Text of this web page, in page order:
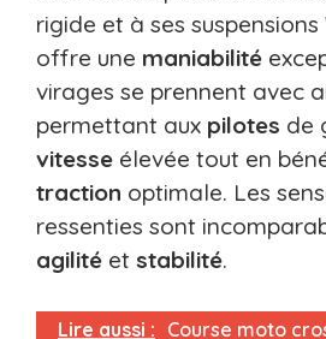
rigide et à ses
offre une maniabilité
virages se prennent avec
permettant aux pilotes de
vitesse élevée tout en
traction optimale. Les
ressenties sont
agilité et stabilité.
Lire aussi : Course moto